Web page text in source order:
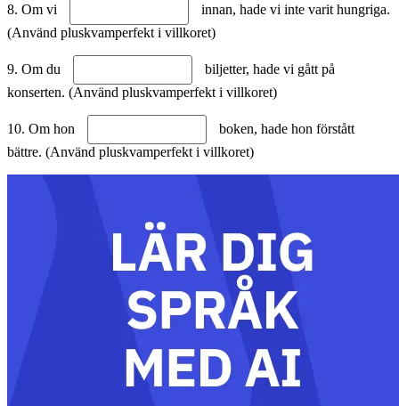
8. Om vi
innan, hade vi inte varit hungriga.
(Använd pluskvamperfekt i villkoret)
9. Om du
biljetter, hade vi gått på
konserten. (Använd pluskvamperfekt i villkoret)
10. Om hon
boken, hade hon förstått
bättre. (Använd pluskvamperfekt i villkoret)